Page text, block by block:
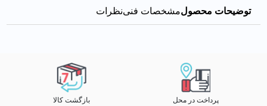
توضیحات محصولمشخصات فنینظرات
پرداخت در محل بازگشت کالا